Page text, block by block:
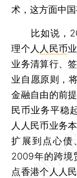
术，这方面中
比如说，
理个人 人民币
业务清算行、
业自愿原则，
金融自由的前
民币业务平稳
人人民币业务
扩展到点心债
2009年的跨境
点香港个人人